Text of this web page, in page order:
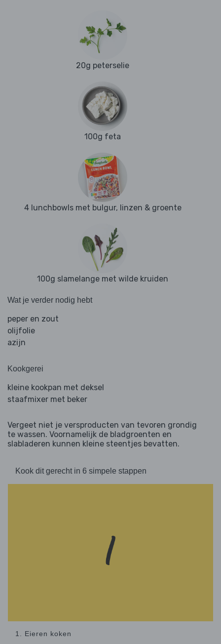
20g peterselie
100g feta
4 lunchbowls met bulgur, linzen & groente
100g slamelange met wilde kruiden
Wat je verder nodig hebt
peper en zout
olijfolie
azijn
Kookgerei
kleine kookpan met deksel
staafmixer met beker
Vergeet niet je versproducten van tevoren grondig
te wassen. Voornamelijk de bladgroenten en
slabladeren kunnen kleine steentjes bevatten.
Kook dit gerecht in 6 simpele stappen
1. Eieren koken